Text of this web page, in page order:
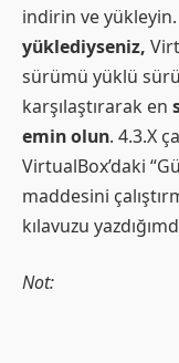
indirin ve yükleyin.
yüklediyseniz,
sürümü yüklü
karşılaştırarak en
emin olun. 4.3.X
VirtualBox’daki
maddesini
kılavuzu
Not: